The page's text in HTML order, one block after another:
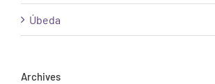
Úbeda
Archives